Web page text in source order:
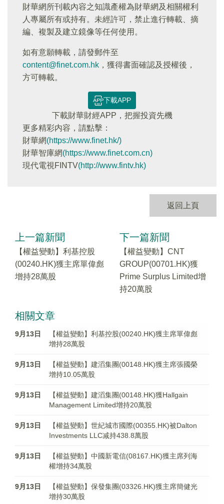
財華網所刊載內容之知識產權為財華網及相關權利
人專屬所有或持有。未經許可，禁止進行轉載、摘
編、複製及建立鏡像等任何使用。
如有意願轉載，請發郵件至
content@finet.com.hk ，獲得書面確認及授權後，
方可轉載。
下載APP
下載財華財經APP，把握投資先機
更多精彩内容，請點擊：
財華網(https://www.finet.hk/)
財華智庫網(https://www.finet.com.cn)
現代電視FINTV(http://www.fintv.hk)
返回上頁
上一篇新聞
【權益變動】利基控股
(00240.HK)獲主席單偉彪
增持28萬股
下一篇新聞
【權益變動】CNT
GROUP(00701.HK)獲
Prime Surplus Limited增
持20萬股
相關文章
9月13日
【權益變動】利基控股(00240.HK)獲主席單偉彪
增持28萬股
9月13日
【權益變動】建滔集團(00148.HK)獲主席張國榮
增持10.05萬股
9月13日
【權益變動】建滔集團(00148.HK)獲Hallgain
Management Limited增持20萬股
9月13日
【權益變動】世紀城市國際(00355.HK)被Dalton
Investments LLC减持438.8萬股
9月13日
【權益變動】中國新電信(08167.HK)獲主席列海
權增持34萬股
9月13日
【權益變動】保發集團(03326.HK)獲主席簡健光
增持30萬股